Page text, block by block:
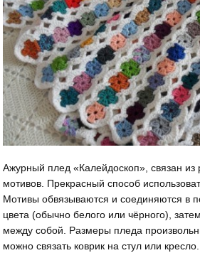
Ажурный плед «Калейдоскоп», связан из
мотивов. Прекрасный способ
Мотивы обвязываются и соединяются в
цвета (обычно белого или чёрного),
между собой. Размеры пледа
можно связать коврик на стул или кресло.